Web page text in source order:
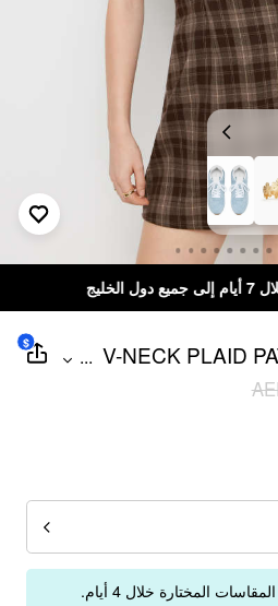
V-NECK PLAID
...
$
المختارة خلال 4 أيام.